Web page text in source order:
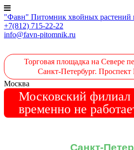
"Фавн" Питомник хвойных
+7(812) 715-22-22
info@favn-pitomnik.ru
Торговая площадка на Севере
Санкт-Петербург. Проспект
Москва
Московский филиал
временно не